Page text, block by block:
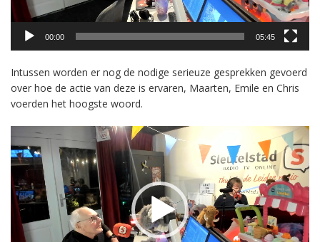
00:00 05:45
Intussen worden er nog de nodige serieuze gesprekken gevoerd
over hoe de actie van deze is ervaren, Maarten, Emile en Chris
voerden het hoogste woord.
Videospeler